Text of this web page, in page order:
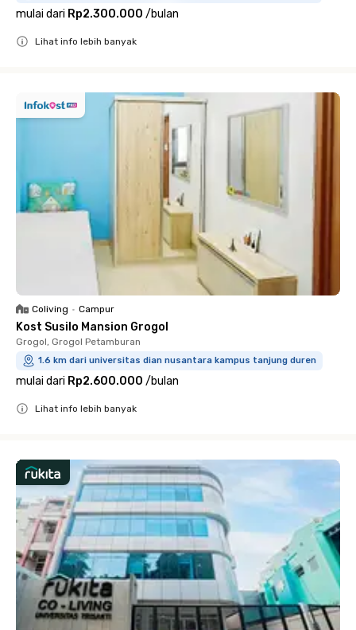
mulai dari Rp2.300.000 /bulan
Lihat info lebih banyak
Coliving • Campur
Kost Susilo Mansion Grogol
Grogol, Grogol Petamburan
1.6 km dari universitas dian nusantara kampus tanjung duren
mulai dari Rp2.600.000 /bulan
Lihat info lebih banyak